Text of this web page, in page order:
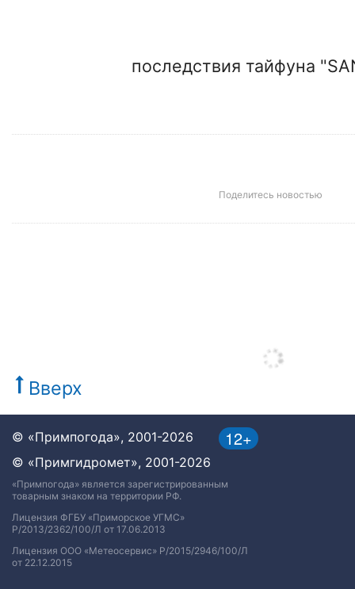
последствия тайфуна
Поделитесь новостью
Вверх
12+
© «Примпогода», 2001-2026
© «Примгидромет», 2001-2026
«Примпогода» является зарегистрированным
товарным знаком на территории РФ.
Лицензия ФГБУ «Приморское УГМС»
Р/2013/2362/100/Л от 17.06.2013
Лицензия ООО «Метеосервис» Р/2015/2946/100/Л
от 22.12.2015